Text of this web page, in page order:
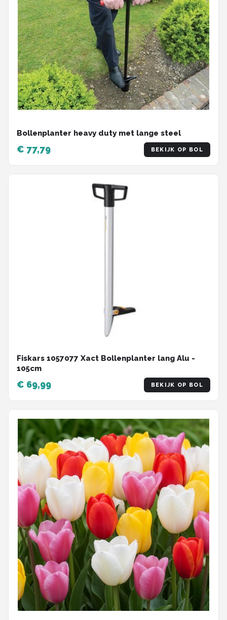
Bollenplanter heavy duty met lange steel
€ 77,79 BEKIJK OP BOL
Fiskars 1057077 Xact Bollenplanter lang Alu -
105cm
€ 69,99 BEKIJK OP BOL